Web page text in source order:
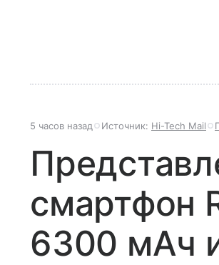
5 часов назад Источник: Hi-Tech Mail
смартфон
6300 мАч